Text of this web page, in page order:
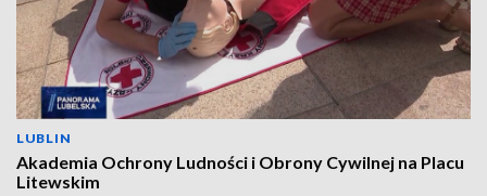
LUBLIN
Akademia Ochrony Ludności i Obrony Cywilnej na Placu
Litewskim